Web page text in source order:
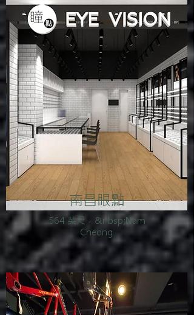
南昌眼點
564 英尺，&nbsp;Nam
Cheong